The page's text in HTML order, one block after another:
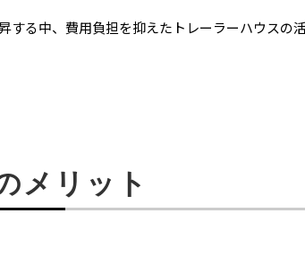
する中、費用負担を抑えたトレーラーハウスの
メリット